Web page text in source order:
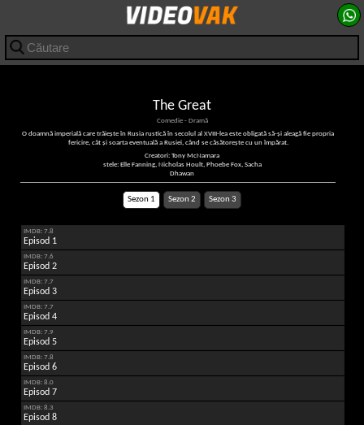
The Great
Comedie - Dramă
O doamnă imperială care trăiește în Rusia rustică în secolul al XVIII-lea este obligată să-și aleagă fie propria
fericire, cât și soarta eventuală a Rusiei, când se căsătorește cu un împărat.
Creatori: Tony McNamara
stele: Elle Fanning, Nicholas Hoult, Phoebe Fox, Sacha
Dhawan
Sezon 1 Sezon 2 Sezon 3
IMDB: 7.8
Episod 1
IMDB: 7.6
Episod 2
IMDB: 7.7
Episod 3
IMDB: 7.7
Episod 4
IMDB: 7.9
Episod 5
IMDB: 7.8
Episod 6
IMDB: 8.0
Episod 7
IMDB: 8.3
Episod 8